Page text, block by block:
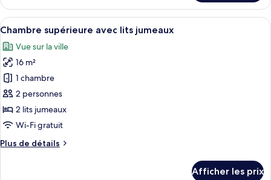
Chambre
simple
Afficher
toutes
les
photos
pour
ce
type
de
chambre :
Chambre
Une chambre d’hôtel avec deux lits,
9
Chambre supérieure avec lits jumeaux
Vue sur la ville
16 m²
1 chambre
2 personnes
2 lits jumeaux
Wi-Fi gratuit
Plus de détails
Plus
Afficher les prix